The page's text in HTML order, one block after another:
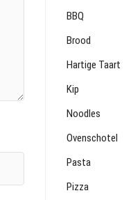
BBQ
Brood
Hartige Taart
Kip
Noodles
Ovenschotel
Pasta
Pizza